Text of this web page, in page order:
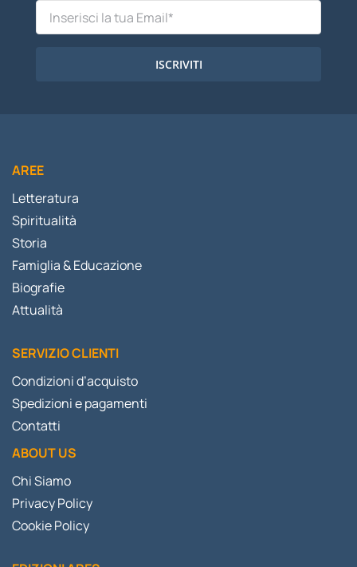
ISCRIVITI
AREE
Letteratura
Spiritualità
Storia
Famiglia & Educazione
Biografie
Attualità
SERVIZIO CLIENTI
Condizioni d’acquisto
Spedizioni e pagamenti
Contatti
ABOUT US
Chi Siamo
Privacy Policy
Cookie Policy